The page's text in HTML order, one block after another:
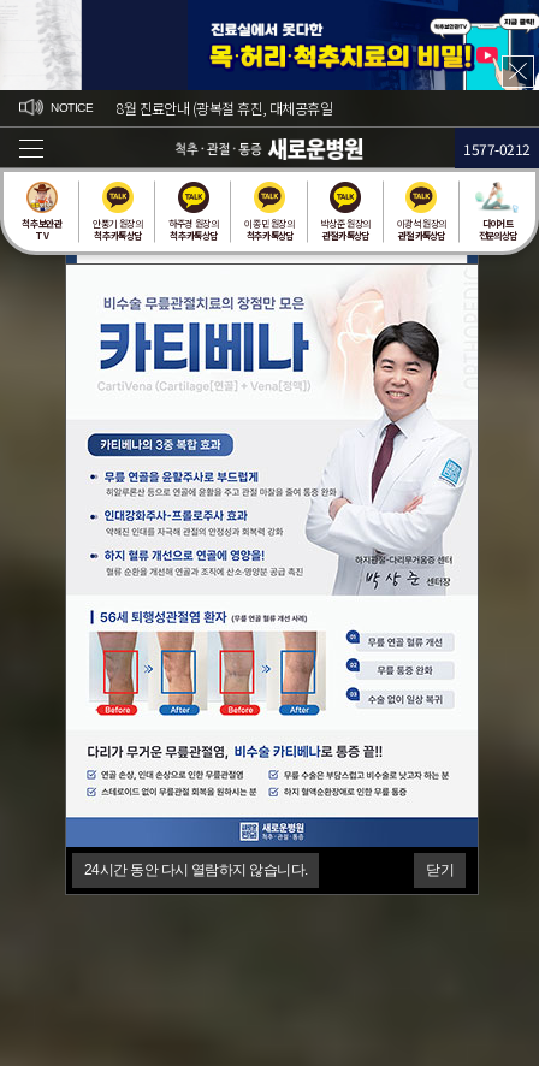
한 번에 닫기
24시간 동안 다시 열람하지 않습니다. 닫기
24시간 동안 다시 열람하지 않습니다. 닫기
24시간 동안 다시 열람하지 않습니다. 닫기
24시간 동안 다시 열람하지 않습니다.
24시간 동안 다시 열람하지 않습니다.
24시간 동안 다시 열람하지 않습니다. 닫기
24시간 동안 다시 열람하지 않습니다.
NOTICE
8월 진료안내 (광복절 휴진, 대체공휴일
정상진료)
1577-0212
척추 보안관
TV
안풍기 원장의
척추 카톡상담
하주경 원장의
척추 카톡상담
이종민 원장의
척추 카톡상담
박상준 원장의
관절 카톡상담
이광석 원장의
관절 카톡상담
다이어트
전문의상담